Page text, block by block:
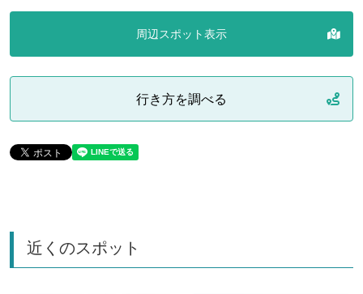
周辺スポット表示
行き方を調べる
近くのスポット